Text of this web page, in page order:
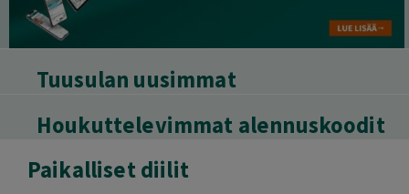
Tuusulan uusimmat
Houkuttelevimmat alennuskoodit
Paikalliset diilit